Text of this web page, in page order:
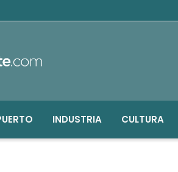
INDUSTRIA CULTURA